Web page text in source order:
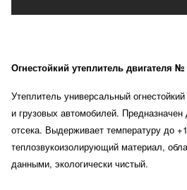
Огнестойкий утеплитель двигателя
Утеплитель универсальный
и грузовых автомобилей.
отсека. Выдерживает температуру до
теплозвукоизолирующий материал,
данными, экологически чистый.